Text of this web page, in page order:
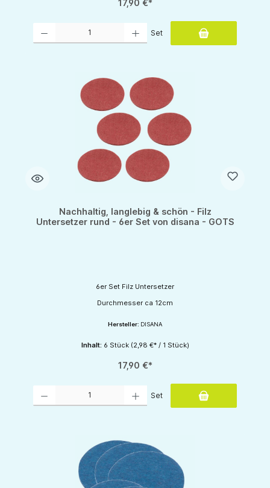
17,90 €*
Set
Nachhaltig, langlebig & schön - Filz
Untersetzer rund - 6er Set von disana - GOTS
6er Set Filz Untersetzer
Durchmesser ca 12cm
Hersteller: DISANA
Inhalt: 6 Stück (2,98 €* / 1 Stück)
17,90 €*
Set